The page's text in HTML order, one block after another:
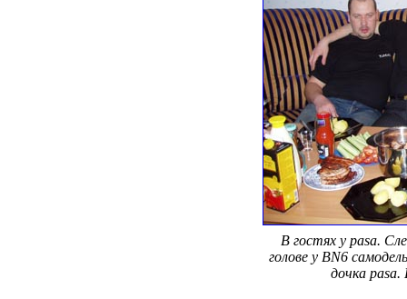
В гостях у pasa.
голове у BN6
дочка pasa.